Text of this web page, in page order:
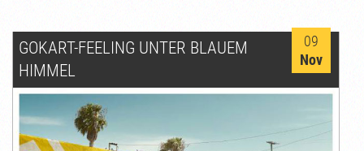
GOKART-FEELING UNTER BLAUEM
HIMMEL
09
Nov